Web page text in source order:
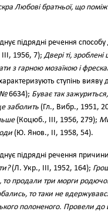
Любові братньої, що
підрядні речення способу
1956, 7);Двері ті,
з гарною мозаїкою і
ступінь вияву
№6634); Буває так
заболить (Гл., Вибр., 1951,
(Коцюб., III, 1956, 279);
(Ю. Янов., II, 1958, 54).
підрядні речення
(Л. Укр., III, 1952, 164);
продали три морги
то таки не
полоненого. Провели